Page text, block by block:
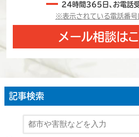
24時間365日、お電話受
※表示されている電話番号
メール相談は
記事検索